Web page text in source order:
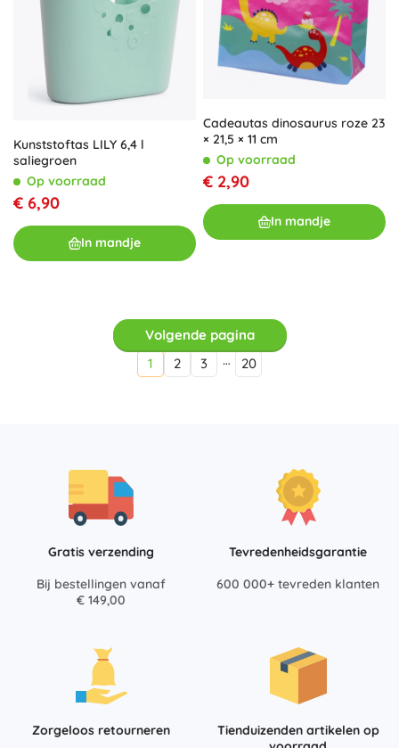
Kunststoftas LILY 6,4 l
saliegroen
Op voorraad
€ 6,90
In mandje
Cadeautas dinosaurus roze 23
× 21,5 × 11 cm
Op voorraad
€ 2,90
In mandje
Volgende pagina
1
2 3 … 20
Gratis verzending
Bij bestellingen vanaf
€ 149,00
Tevredenheidsgarantie
600 000+ tevreden klanten
Zorgeloos retourneren
Tienduizenden artikelen op